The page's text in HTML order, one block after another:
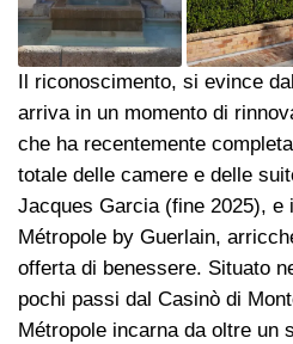
Il riconoscimento, si evince
arriva in un momento di
che ha recentemente
totale delle camere e delle
Jacques Garcia (fine 2025), e
Métropole by Guerlain,
offerta di benessere. Situato
pochi passi dal Casinò di
Métropole incarna da oltre un